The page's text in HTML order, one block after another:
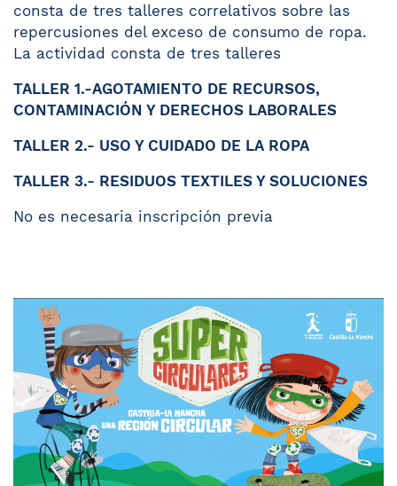
consta de tres talleres correlativos sobre las
repercusiones del exceso de consumo de ropa.
La actividad consta de tres talleres
TALLER 1.-AGOTAMIENTO DE RECURSOS,
CONTAMINACIÓN Y DERECHOS LABORALES
TALLER 2.- USO Y CUIDADO DE LA ROPA
TALLER 3.- RESIDUOS TEXTILES Y SOLUCIONES
No es necesaria inscripción previa